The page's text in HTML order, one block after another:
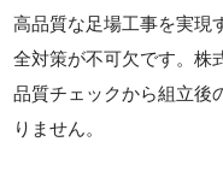
高品質な足場工事を実現
全対策が不可欠です。株
品質チェックから組立後
りません。